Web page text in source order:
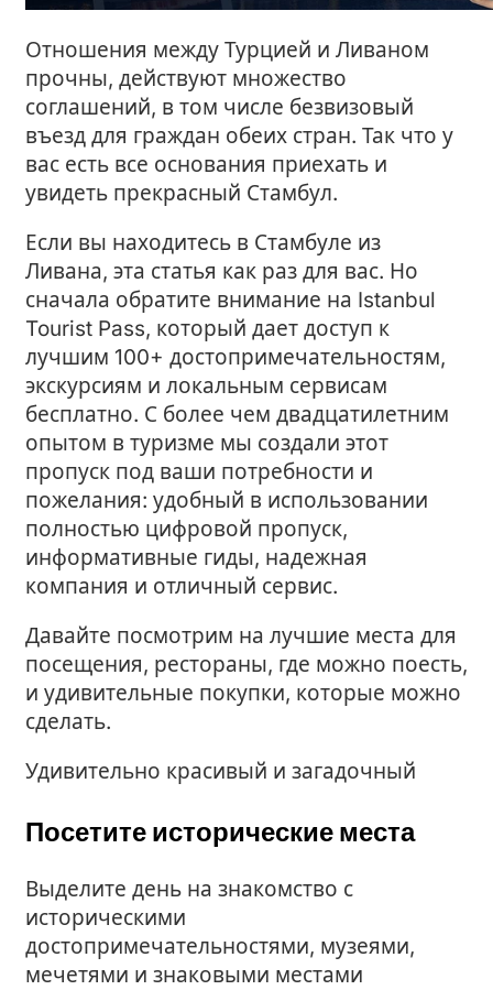
Отношения между Турцией и Ливаном
прочны, действуют множество
соглашений, в том числе безвизовый
въезд для граждан обеих стран. Так что у
вас есть все основания приехать и
увидеть прекрасный Стамбул.
Если вы находитесь в Стамбуле из
Ливана, эта статья как раз для вас. Но
сначала обратите внимание на Istanbul
Tourist Pass, который дает доступ к
лучшим 100+ достопримечательностям,
экскурсиям и локальным сервисам
бесплатно. С более чем двадцатилетним
опытом в туризме мы создали этот
пропуск под ваши потребности и
пожелания: удобный в использовании
полностью цифровой пропуск,
информативные гиды, надежная
компания и отличный сервис.
Давайте посмотрим на лучшие места для
посещения, рестораны, где можно поесть,
и удивительные покупки, которые можно
сделать.
Удивительно красивый и загадочный
Посетите исторические места
Выделите день на знакомство с
историческими
достопримечательностями, музеями,
мечетями и знаковыми местами